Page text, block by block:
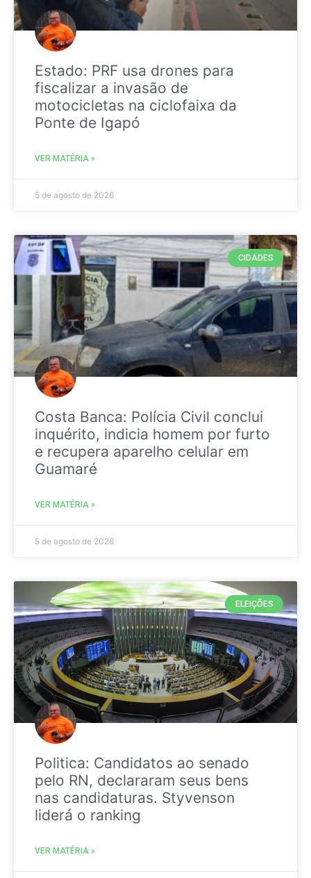
Estado: PRF usa drones para
fiscalizar a invasão de
motocicletas na ciclofaixa da
Ponte de Igapó
VER MATÉRIA »
5 de agosto de 2026
CIDADES
Costa Banca: Polícia Civil conclui
inquérito, indicia homem por furto
e recupera aparelho celular em
Guamaré
VER MATÉRIA »
5 de agosto de 2026
ELEIÇÕES
Politica: Candidatos ao senado
pelo RN, declararam seus bens
nas candidaturas. Styvenson
liderá o ranking
VER MATÉRIA »